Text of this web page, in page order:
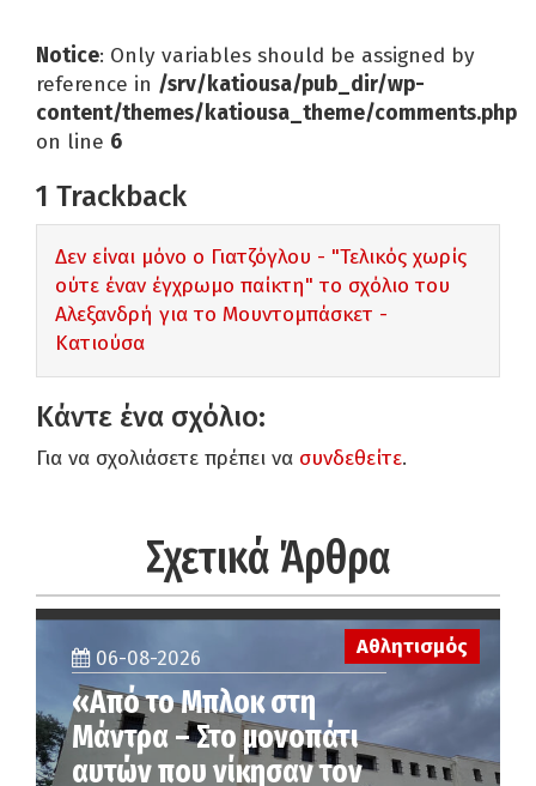
Notice: Only variables should be assigned by
reference in /srv/katiousa/pub_dir/wp-
content/themes/katiousa_theme/comments.php
on line 6
1 Trackback
Δεν είναι μόνο ο Γιατζόγλου - "Τελικός χωρίς
ούτε έναν έγχρωμο παίκτη" το σχόλιο του
Αλεξανδρή για το Μουντομπάσκετ -
Κατιούσα
Κάντε ένα σχόλιο:
Για να σχολιάσετε πρέπει να συνδεθείτε.
Σχετικά Άρθρα
Αθλητισμός
06-08-2026
«Από το Μπλοκ στη
Μάντρα – Στο μονοπάτι
αυτών που νίκησαν τον